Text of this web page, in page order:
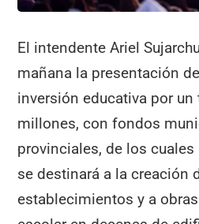
El intendente Ariel
mañana la presentación
inversión educativa por
millones, con fondos
provinciales, de los
se destinará a la creación
establecimientos y a